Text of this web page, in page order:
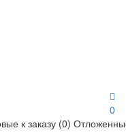
0
к заказу (0)